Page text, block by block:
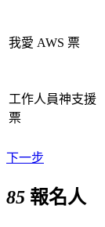
我愛 AWS 票
工作人員神支援
票
下一步
85 報名人